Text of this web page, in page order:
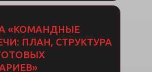
«КОМАНДНЫЕ
ПЛАН, СТРУКТУРА